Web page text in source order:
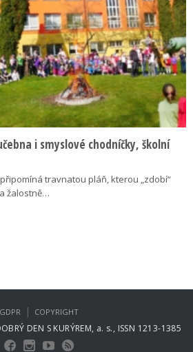
i smyslové chodníčky, školní
travnatou pláň, kterou „zdobí“
žalostně…
DEN S KURÝREM, a. s., ISSN 1213-1385
GDPR | COPYRIGHT